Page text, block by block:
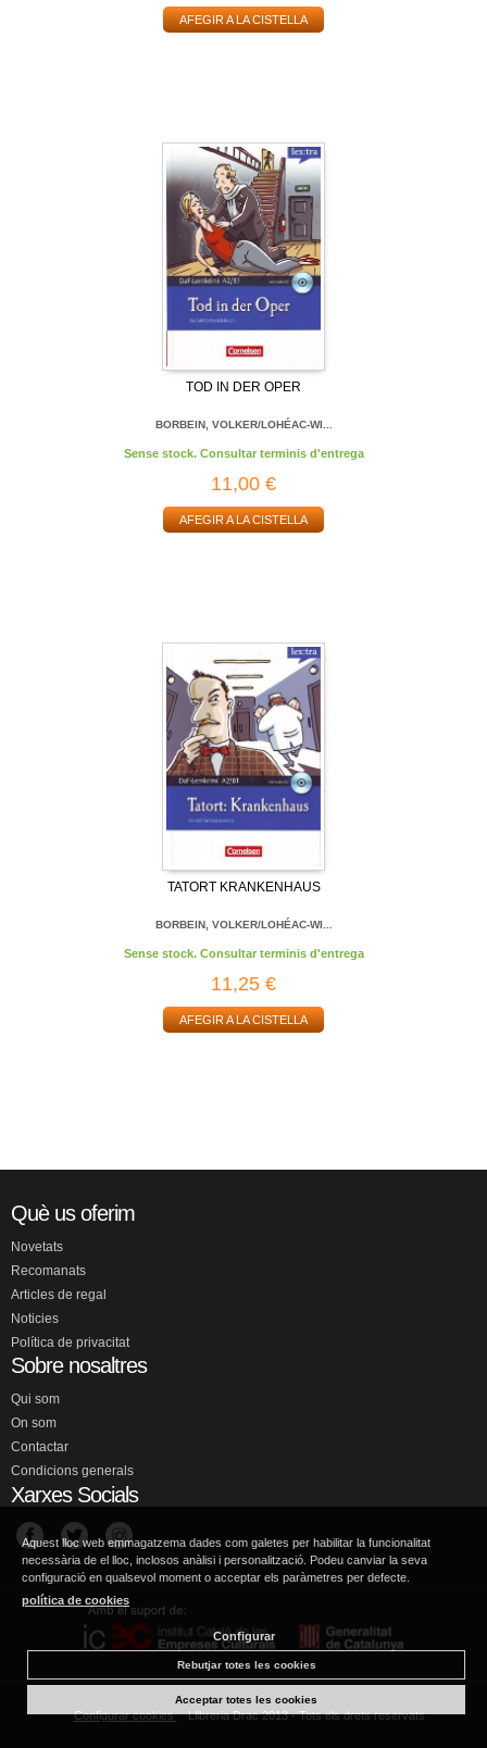
AFEGIR A LA CISTELLA
TOD IN DER OPER
BORBEIN, VOLKER/LOHÉAC-WI...
Sense stock. Consultar terminis d'entrega
11,00 €
AFEGIR A LA CISTELLA
TATORT KRANKENHAUS
BORBEIN, VOLKER/LOHÉAC-WI...
Sense stock. Consultar terminis d'entrega
11,25 €
AFEGIR A LA CISTELLA
Què us oferim
Novetats
Recomanats
Articles de regal
Noticies
Política de privacitat
Sobre nosaltres
Qui som
On som
Contactar
Condicions generals
Xarxes Socials
Configurar cookies Llibreria Drac 2013 - Tots els drets reservats
Aquest lloc web emmagatzema dades com galetes per habilitar la funcionalitat
necessària de el lloc, inclosos anàlisi i personalització. Podeu canviar la seva
configuració en qualsevol moment o acceptar els paràmetres per defecte.
política de cookies
Configurar
Rebutjar totes les cookies
Acceptar totes les cookies